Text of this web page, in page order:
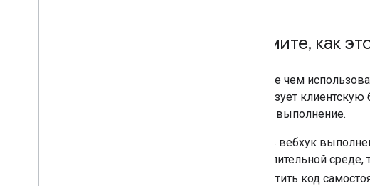
Поймите, как
Прежде чем
использует
вам на выполнение.
Создав вебхук
вычислительной среде,
разместить код